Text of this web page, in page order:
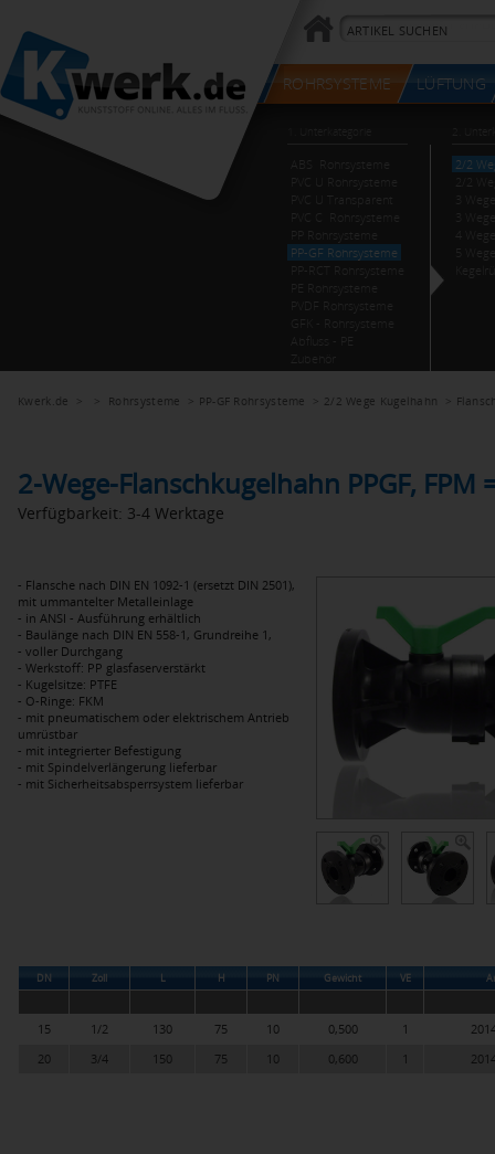
Kwerk.de > > Rohrsysteme > PP-GF Rohrsysteme > 2/2 Wege Kugelhahn >
2-Wege-Flanschkugelhahn PPGF,
Verfügbarkeit: 3-4 Werktage
- Flansche nach DIN EN 1092-1 (ersetzt DIN 2501),
mit ummantelter Metalleinlage
- in ANSI - Ausführung erhältlich
- Baulänge nach DIN EN 558-1, Grundreihe 1,
- voller Durchgang
- Werkstoff: PP glasfaserverstärkt
- Kugelsitze: PTFE
- O-Ringe: FKM
- mit pneumatischem oder elektrischem Antrieb
umrüstbar
- mit integrierter Befestigung
- mit Spindelverlängerung lieferbar
- mit Sicherheitsabsperrsystem lieferbar
DN Zoll L H PN Gewicht VE
15 1/2 130 75 10 0,500 1
20
3/4 150 75 10 0,600 1